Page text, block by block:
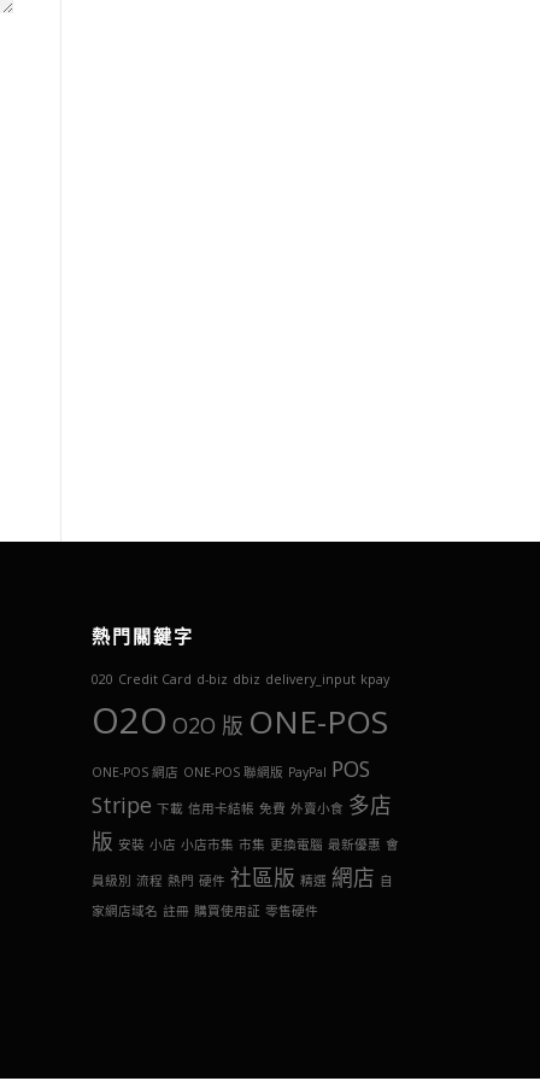
熱門關鍵字
020 Credit Card d-biz dbiz delivery_input kpay
O2O O2O 版 ONE-POS
ONE-POS 網店 ONE-POS 聯網版 PayPal POS
Stripe 下載 信用卡結帳 免費 外賣小食 多店
版 安裝 小店 小店市集 市集 更換電腦 最新優惠 會
員級別 流程 熱門 硬件 社區版 精選 網店 自
家網店域名 註冊 購買使用証 零售硬件